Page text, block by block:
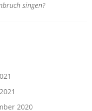
singen?
2020